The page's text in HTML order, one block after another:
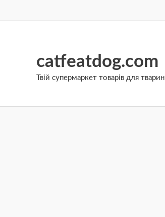
catfeatdog.com
Твій супермаркет товарів для тварин